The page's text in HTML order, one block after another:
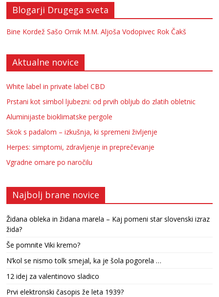
Blogarji Drugega sveta
Bine Kordež Sašo Ornik M.M. Aljoša Vodopivec Rok Čakš
Aktualne novice
White label in private label CBD
Prstani kot simbol ljubezni: od prvih obljub do zlatih obletnic
Aluminijaste bioklimatske pergole
Skok s padalom – izkušnja, ki spremeni življenje
Herpes: simptomi, zdravljenje in preprečevanje
Vgradne omare po naročilu
Najbolj brane novice
Židana obleka in židana marela – Kaj pomeni star slovenski izraz
žida?
Še pomnite Viki kremo?
N’kol se nismo tolk smejal, ka je šola pogorela …
12 idej za valentinovo sladico
Prvi elektronski časopis že leta 1939?